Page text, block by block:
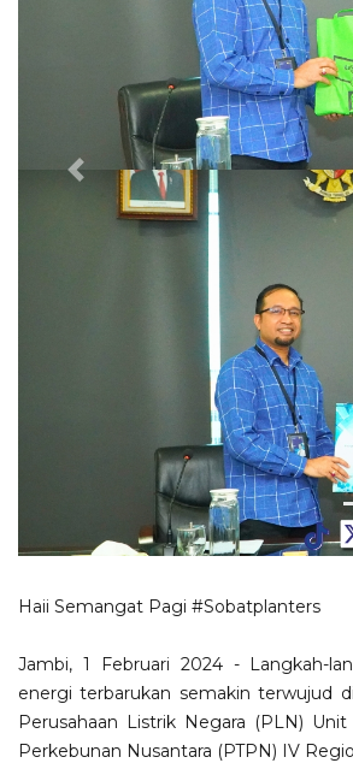
Previous
Haii Semangat Pagi #Sobatplanters
Jambi, 1 Februari 2024 - Langkah-
energi terbarukan semakin terwujud
Perusahaan Listrik Negara (PLN)
Perkebunan Nusantara (PTPN) IV